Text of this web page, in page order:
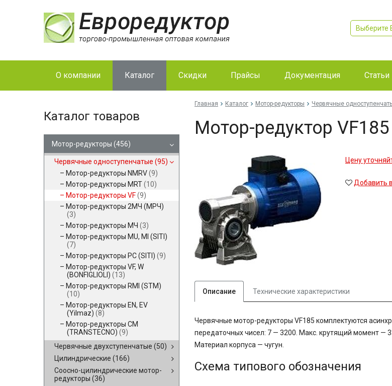
Выберите
О компании Каталог Скидки Прайсы Документация Статьи
Каталог товаров
Мотор-редукторы (456)
Червячные одноступенчатые (95)
Мотор-редукторы NMRV(9)
Мотор-редукторы MRT(10)
Мотор-редукторы VF(9)
Мотор-редукторы 2МЧ (МРЧ)
(3)
Мотор-редукторы МЧ (3)
Мотор-редукторы MU, MI (SITI)
(7)
Мотор-редукторы PC (SITI) (9)
Мотор-редукторы VF, W
(BONFIGLIOLI) (13)
Мотор-редукторы RMI (STM)
(10)
Мотор-редукторы EN, EV
(Yilmaz) (8)
Мотор-редукторы CM
(TRANSTECNO) (9)
Червячные двухступенчатые (50)
Цилиндрические (166)
Соосно-цилиндрические мотор-
редукторы (36)
Главная Каталог Мотор-редукторы Червячные
Мотор-редуктор VF185
Цену
Добавить
Описание Технические характеристики
Червячные мотор-редукторы VF185 комплектуются
передаточных чисел: 7 — 3200. Макс. крутящий момент —
Материал корпуса — чугун.
Схема типового обозначения